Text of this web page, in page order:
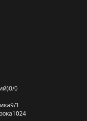
0/0
9/1
1024